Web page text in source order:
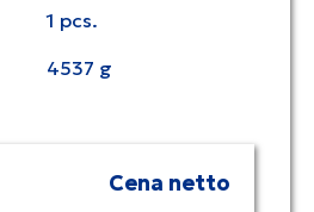
1 pcs.
4537 g
Cena netto